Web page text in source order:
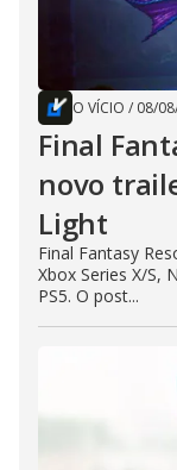
O VÍCIO / 08/
Final
novo
Light
Final Fantasy
Xbox Series X/S,
PS5. O post...